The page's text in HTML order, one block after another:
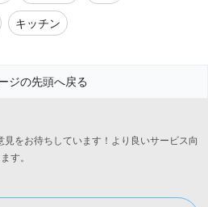
キッチン
ジの先頭へ戻る
をお待ちしています！より良いサービス向
す。